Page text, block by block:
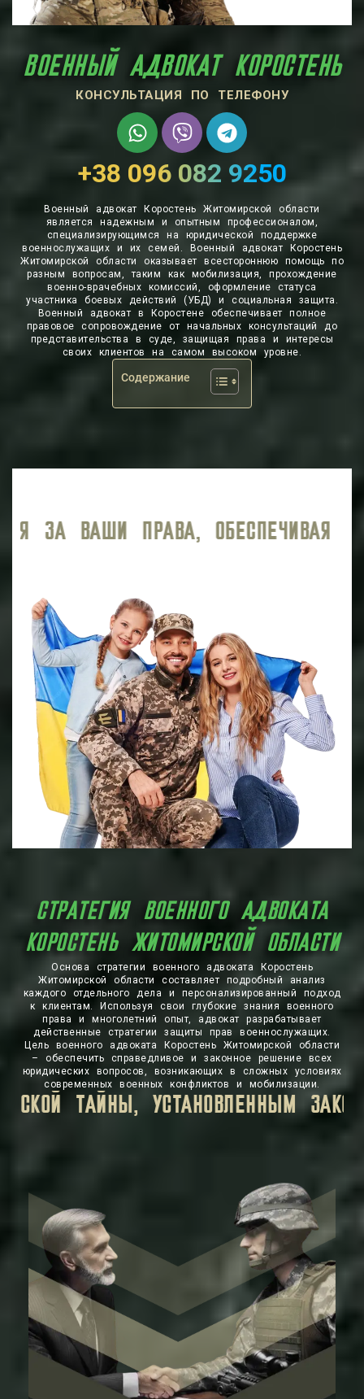
ВОЕННЫЙ АДВОКАТ КОРОСТЕНЬ
КОНСУЛЬТАЦИЯ ПО ТЕЛЕФОНУ
+38 096 082 9250
Военный адвокат Коростень Житомирской области
является надежным и опытным профессионалом,
специализирующимся на юридической поддержке
военнослужащих и их семей. Военный адвокат Коростень
Житомирской области оказывает всестороннюю помощь по
разным вопросам, таким как мобилизация, прохождение
военно-врачебных комиссий, оформление статуса
участника боевых действий (УБД) и социальная защита.
Военный адвокат в Коростене обеспечивает полное
правовое сопровождение от начальных консультаций до
представительства в суде, защищая права и интересы
своих клиентов на самом высоком уровне.
Содержание
УРОВЕНЬ ЮРИДИЧЕСКОГО
СТРАТЕГИЯ ВОЕННОГО АДВОКАТА
КОРОСТЕНЬ ЖИТОМИРСКОЙ ОБЛАСТИ
Основа стратегии военного адвоката Коростень
Житомирской области составляет подробный анализ
каждого отдельного дела и персонализированный подход
к клиентам. Используя свои глубокие знания военного
права и многолетний опыт, адвокат разрабатывает
действенные стратегии защиты прав военнослужащих.
Цель военного адвоката Коростень Житомирской области
– обеспечить справедливое и законное решение всех
юридических вопросов, возникающих в сложных условиях
современных военных конфликтов и мобилизации.
ИНФОРМАЦИЯ, КОТОРУЮ ВЫ